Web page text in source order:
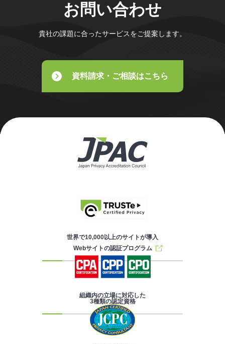
お問い合わせ
貴社の課題に合ったサービスをご提案します。
資料請求・ご相談はこちら
世界で10,000以上のサイトが導入
Webサイトの認証プログラム
組織内の立場に対応した
3種類の認定資格